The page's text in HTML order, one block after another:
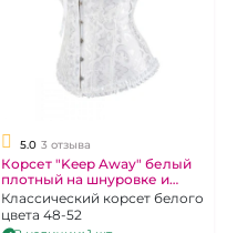
5.0 3 отзыва
Корсет "Keep Away" белый
плотный на шнуровке и
стринги размер 3XL 50
Классический корсет белого
цвета 48-52